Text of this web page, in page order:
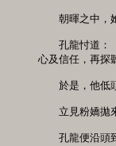
朝暉之中，她
孔龍忖道：「
心及信任，再探
於是，他低頭
立見粉嬌拋來
孔龍便沿頭到